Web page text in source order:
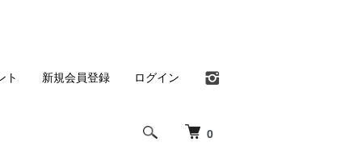
0
ト 新規会員登録 ログイン